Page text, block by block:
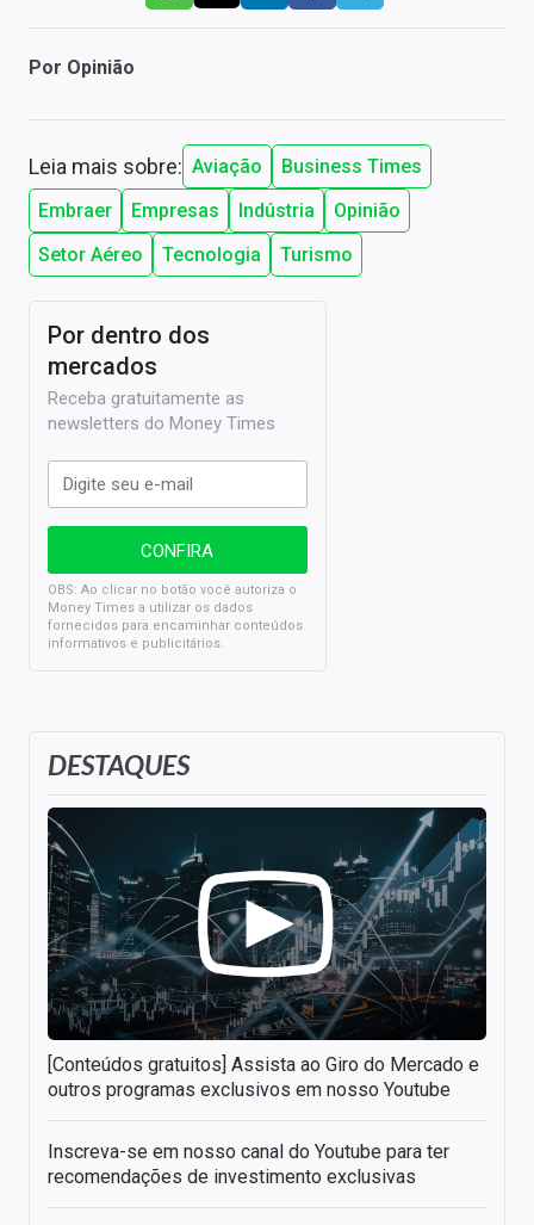
Por Opinião
Leia mais sobre: Aviação
Business Times
Embraer
Empresas Indústria
Opinião
Setor Aéreo
Tecnologia Turismo
DESTAQUES
[Conteúdos gratuitos] Assista ao Giro do Mercado e
outros programas exclusivos em nosso Youtube
Inscreva-se em nosso canal do Youtube para ter
recomendações de investimento exclusivas
Por dentro dos
mercados
Receba gratuitamente as
newsletters do Money Times
OBS: Ao clicar no botão você autoriza o
Money Times a utilizar os dados
fornecidos para encaminhar conteúdos
informativos e publicitários.